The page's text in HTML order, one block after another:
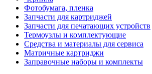
Фотобумага, пленка
Запчасти для картриджей
Запчасти для печатающих устройств
Термоузлы и комплектующие
Средства и материалы для сервиса
Матричные картриджи
Заправочные наборы и комплекты